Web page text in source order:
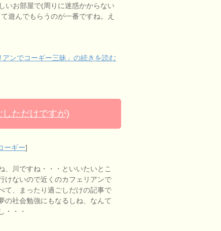
いお部屋で(周りに迷惑かからない
遊んでもらうのが一番ですね。え
アンでコーギー三昧」の続きを読む
ただけですが)
ーギー]
、川ですね・・・といいたいとこ
けないので近くのカフェリアンで
て、まったり過ごしだけの記事で
の社会勉強にもなるしね、なんて
・・・